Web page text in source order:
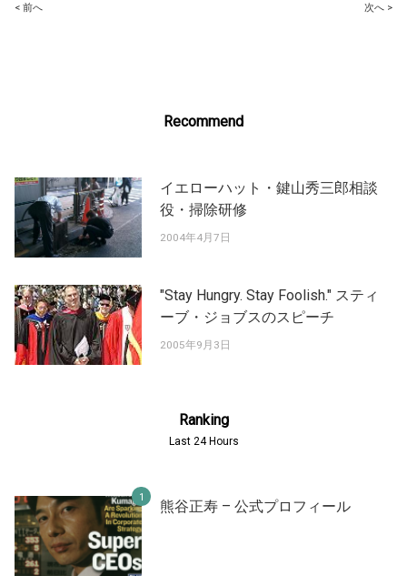
Post
< 前へ 次へ >
Recommend
イエローハット・鍵山秀三郎相談
役・掃除研修
2004年4月7日
"Stay Hungry. Stay Foolish." スティ
ーブ・ジョブスのスピーチ
2005年9月3日
Ranking
Last 24 Hours
熊谷正寿 – 公式プロフィール